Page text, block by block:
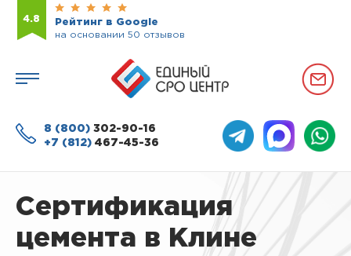
4.8
Рейтинг в Google
на основании 50 отзывов
8 (800) 302-90-16
+7 (812) 467-45-36
Сертификация
цемента в Клине